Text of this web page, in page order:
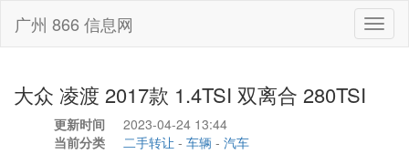
广州 866 信息网
大众 凌渡 2017款 1.4TSI 双离合 280TSI
更新时间
2023-04-24 13:44
当前分类
二手转让 - 车辆 - 汽车